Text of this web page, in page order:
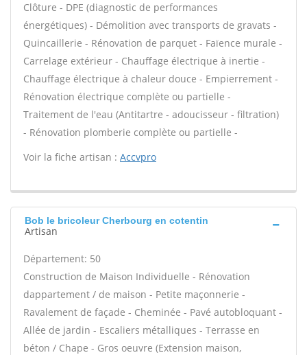
Clôture - DPE (diagnostic de performances
énergétiques) - Démolition avec transports de gravats -
Quincaillerie - Rénovation de parquet - Faïence murale -
Carrelage extérieur - Chauffage électrique à inertie -
Chauffage électrique à chaleur douce - Empierrement -
Rénovation électrique complète ou partielle -
Traitement de l'eau (Antitartre - adoucisseur - filtration)
- Rénovation plomberie complète ou partielle -
Voir la fiche artisan : Accvpro
Bob le bricoleur Cherbourg en cotentin
Artisan
Département: 50
Construction de Maison Individuelle - Rénovation
dappartement / de maison - Petite maçonnerie -
Ravalement de façade - Cheminée - Pavé autobloquant -
Allée de jardin - Escaliers métalliques - Terrasse en
béton / Chape - Gros oeuvre (Extension maison,